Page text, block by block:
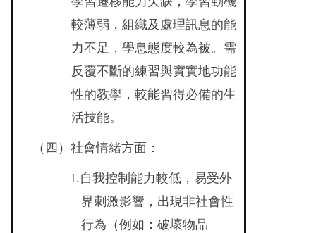
較薄弱，組織及處理訊息的能
力不足，學息態度較為被。需
反覆不斷的練習與實實地功能
性的教學，較能習得必備的生
活技能。
（四）社會情緒方面：
1.自我控制能力較低，易受外
界刺激影響，出現非社會性
行為（例如：破壞物品